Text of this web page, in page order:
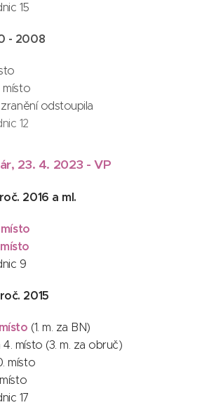
15
- 2008
místo
odstoupila
12
23. 4. 2023 - VP
2016 a ml.
9
2015
(1. m. za BN)
místo (3. m. za obruč)
místo
17